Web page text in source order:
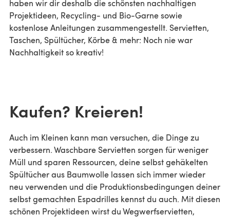
haben wir dir deshalb die schönsten nachhaltigen
Projektideen, Recycling- und Bio-Garne sowie
kostenlose Anleitungen zusammengestellt. Servietten,
Taschen, Spültücher, Körbe & mehr: Noch nie war
Nachhaltigkeit so kreativ!
Kaufen? Kreieren!
Auch im Kleinen kann man versuchen, die Dinge zu
verbessern. Waschbare Servietten sorgen für weniger
Müll und sparen Ressourcen, deine selbst gehäkelten
Spültücher aus Baumwolle lassen sich immer wieder
neu verwenden und die Produktionsbedingungen deiner
selbst gemachten Espadrilles kennst du auch. Mit diesen
schönen Projektideen wirst du Wegwerfservietten,